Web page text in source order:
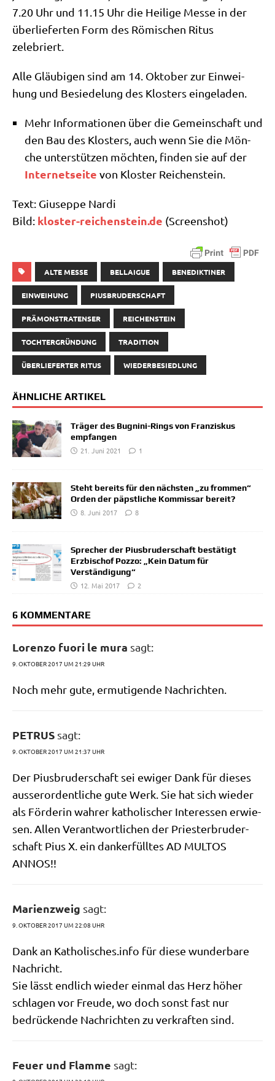
7.20 Uhr und 11.15 Uhr die Hei­li­ge Mes­se in der
über­lie­fer­ten Form des Römi­schen Ritus
zelebriert.
Alle Gläu­bi­gen sind am 14. Okto­ber zur Ein­wei­
hung und Besie­de­lung des Klo­sters eingeladen.
Mehr Infor­ma­tio­nen über die Gemein­schaft und
den Bau des Klo­sters, auch wenn Sie die Mön­
che unter­stüt­zen möch­ten, fin­den sie auf der
Inter­net­sei­te von Klo­ster Reichenstein.
Text: Giu­sep­pe Nardi
Bild: klo​ster​-rei​chen​stein​.de (Screen­shot)
ALTE MESSE BELLAIGUE BENEDIKTINER
EINWEIHUNG PIUSBRUDERSCHAFT
PRÄMONSTRATENSER REICHENSTEIN
TOCHTERGRÜNDUNG TRADITION
ÜBERLIEFERTER RITUS WIEDERBESIEDLUNG
ÄHNLICHE ARTIKEL
Träger des Bugnini-Rings von Franziskus
empfangen
21. Juni 2021
1
Steht bereits für den nächsten „zu frommen“
Orden der päpstliche Kommissar bereit?
8. Juni 2017
8
Sprecher der Piusbruderschaft bestätigt
Erzbischof Pozzo: „Kein Datum für
Verständigung“
12. Mai 2017
2
6 KOMMENTARE
Lorenzo fuori le mura sagt:
9. OKTOBER 2017 UM 21:29 UHR
Noch mehr gute, ermu­ti­gen­de Nachrichten.
PETRUS sagt:
9. OKTOBER 2017 UM 21:37 UHR
Der Pius­bru­der­schaft sei ewi­ger Dank für die­ses
ausser­or­dent­li­che gute Werk. Sie hat sich wie­der
als För­de­rin wah­rer katho­li­scher Inter­es­sen erwie­
sen. Allen Ver­ant­wort­li­chen der Prie­ster­bru­der­
schaft Pius X. ein dank­er­füll­tes AD MULTOS
ANNOS!!
Marienzweig sagt:
9. OKTOBER 2017 UM 22:08 UHR
Dank an Katho​li​sches​.info für die­se wun­der­ba­re
Nachricht.
Sie lässt end­lich wie­der ein­mal das Herz höher
schla­gen vor Freu­de, wo doch sonst fast nur
bedrücken­de Nach­rich­ten zu ver­kraf­ten sind.
Feuer und Flamme sagt: